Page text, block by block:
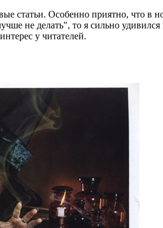
статьи. Особенно приятно, что в
не делать", то я сильно
у читателей.